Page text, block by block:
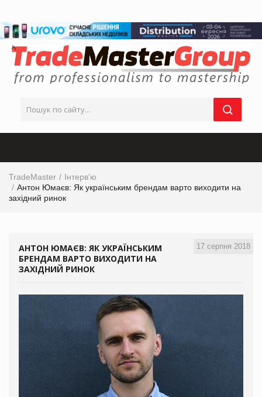
TradeMaster
Інтерв'ю
Антон Юмаєв: Як українським брендам варто виходити на
західний ринок
17 серпня 2018
АНТОН ЮМАЄВ: ЯК УКРАЇНСЬКИМ
БРЕНДАМ ВАРТО ВИХОДИТИ НА
ЗАХІДНИЙ РИНОК